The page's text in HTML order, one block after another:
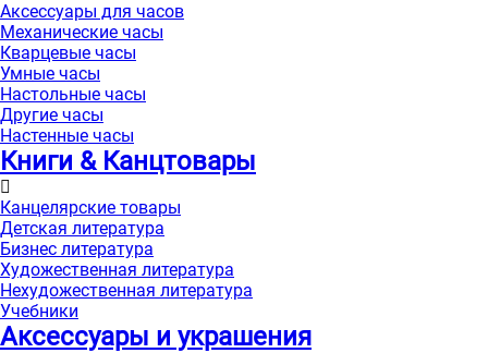
Аксессуары для часов
Механические часы
Кварцевые часы
Умные часы
Настольные часы
Другие часы
Настенные часы
Книги & Канцтовары
Канцелярские товары
Детская литература
Бизнес литература
Художественная литература
Нехудожественная литература
Учебники
Аксессуары и украшения